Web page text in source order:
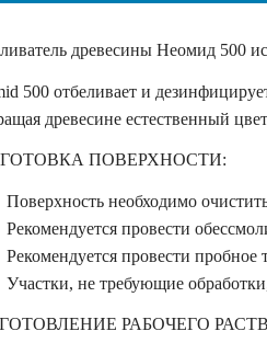
древесины Неомид 500
500 отбеливает и
древесине естественный
ПОВЕРХНОСТИ:
Поверхность необходимо
Рекомендуется провести
Рекомендуется провести пробное
Участки, не требующие
РАБОЧЕГО